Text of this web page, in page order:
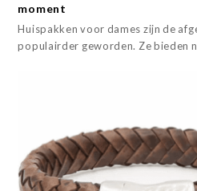
moment
Huispakken voor dames zijn de
populairder geworden. Ze bieden